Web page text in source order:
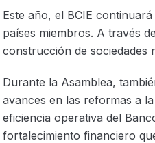
Este año, el BCIE
países miembros. A través
construcción de sociedades
Durante la Asamblea,
avances en las reformas a
eficiencia operativa del
fortalecimiento financiero